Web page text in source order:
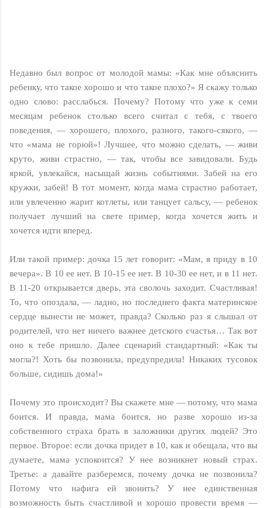
Недавно был вопрос от молодой мамы: «Как мне объяснить
ребенку, что такое хорошо и что такое плохо?» Я скажу только
одно слово: расслабься. Почему? Потому что уже к семи
месяцам ребенок столько всего считал с тебя, с твоего
поведения, — хорошего, плохого, разного, такого-сякого, —
что «мама не горюй»! Лучшее, что можно сделать, — живи
круто, живи страстно, — так, чтобы все завидовали. Будь
яркой, увлекайся, насыщай жизнь событиями. Забей на его
кружки, забей! В тот момент, когда мама страстно работает,
или увлеченно жарит котлеты, или танцует сальсу, — ребенок
получает лучший на свете пример, когда хочется жить и
хочется идти вперед.
Или такой пример: дочка 15 лет говорит: «Мам, я приду в 10
вечера». В 10 ее нет. В 10-15 ее нет. В 10-30 ее нет, и в 11 нет.
В 11-20 открывается дверь, эта сволочь заходит. Счастливая!
То, что опоздала, — ладно, но последнего факта материнское
сердце вынести не может, правда? Сколько раз я слышал от
родителей, что нет ничего важнее детского счастья… Так вот
оно к тебе пришло. Далее сценарий стандартный: «Как ты
могла?! Хоть бы позвонила, предупредила! Никаких тусовок
больше, сидишь дома!»
Почему это происходит? Вы скажете мне — потому, что мама
боится. И правда, мама боится, но разве хорошо из-за
собственного страха брать в заложники других людей? Это
первое. Второе: если дочка придет в 10, как и обещала, что вы
думаете, мама успокоится? У нее возникнет новый страх.
Третье: а давайте разберемся, почему дочка не позвонила?
Потому что нафига ей звонить? У нее единственная
возможность быть счастливой и хорошо провести время —